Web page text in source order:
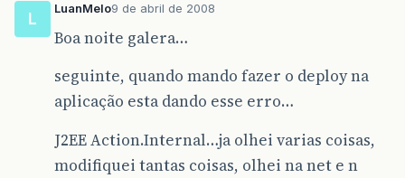
L
LuanMelo9 de abril de 2008
Boa noite galera…
seguinte, quando mando fazer o deploy na
aplicação esta dando esse erro…
J2EE Action.Internal…ja olhei varias coisas,
modifiquei tantas coisas, olhei na net e n